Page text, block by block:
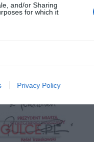
and/or Sharing
for which it
Privacy Policy